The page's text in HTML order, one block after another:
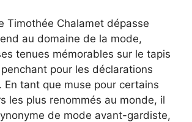
Timothée Chalamet dépasse
au domaine de la mode,
tenues mémorables sur le tapis
pour les déclarations
En tant que muse pour certains
les plus renommés au monde, il
de mode avant-gardiste,